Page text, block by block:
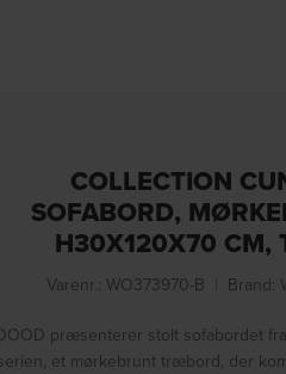
COLLECTION
SOFABORD,
H30X120X70 CM,
Varenr.: WO373970-B Brand:
præsenterer stolt sofabordet
et mørkebrunt træbord, der